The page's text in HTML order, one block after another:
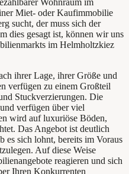
Wohnraum im
Miet- oder Kaufimmobilie
sucht, der muss sich der
dies gesagt ist, können wir uns
im Helmholtzkiez
ihrer Lage, ihrer Größe und
verfügen zu einem Großteil
Stuckverzierungen. Die
verfügen über viel
wird auf luxuriöse Böden,
Das Angebot ist deutlich
es sich lohnt, bereits im Voraus
Auf diese Weise
reagieren und sich
Ihren Konkurrenten